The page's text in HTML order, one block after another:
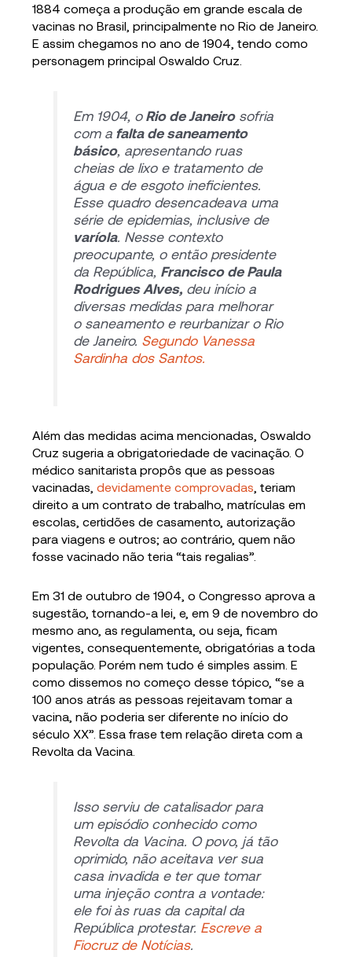
1884 começa a produção em grande escala de
vacinas no Brasil, principalmente no Rio de Janeiro.
E assim chegamos no ano de 1904, tendo como
personagem principal Oswaldo Cruz.
Em 1904, oRio de Janeirosofria
com afalta de saneamento
básico, apresentando ruas
cheias de lixo e tratamento de
água e de esgoto ineficientes.
Esse quadro desencadeava uma
série de epidemias, inclusive de
varíola. Nesse contexto
preocupante, o então presidente
da República, Francisco de Paula
Rodrigues Alves,deu início a
diversas medidas para melhorar
o saneamento e reurbanizar o Rio
de Janeiro. Segundo Vanessa
Sardinha dos Santos.
Além das medidas acima mencionadas, Oswaldo
Cruz sugeria a obrigatoriedade de vacinação. O
médico sanitarista propôs que as pessoas
vacinadas,devidamente comprovadas , teriam
direito a um contrato de trabalho, matrículas em
escolas, certidões de casamento, autorização
para viagens e outros; ao contrário, quem não
fosse vacinado não teria “tais regalias”.
Em 31 de outubro de 1904, o Congresso aprova a
sugestão, tornando-a lei, e, em 9 de novembro do
mesmo ano, as regulamenta, ou seja, ficam
vigentes, consequentemente, obrigatórias a toda
população. Porém nem tudo é simples assim. E
como dissemos no começo desse tópico, “se a
100 anos atrás as pessoas rejeitavam tomar a
vacina, não poderia ser diferente no início do
século XX”. Essa frase tem relação direta com a
Revolta da Vacina.
Isso serviu de catalisador para
um episódio conhecido como
Revolta da Vacina. O povo, já tão
oprimido, não aceitava ver sua
casa invadida e ter que tomar
uma injeção contra a vontade:
ele foi às ruas da capital da
República protestar. Escreve a
Fiocruz de Notícias.